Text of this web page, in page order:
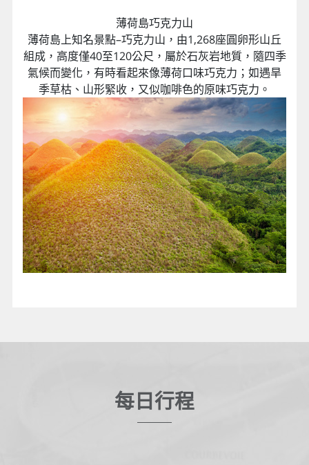
薄荷島巧克力山
薄荷島上知名景點–巧克力山，由1,268座圓卵形山丘
組成，高度僅40至120公尺，屬於石灰岩地質，隨四季
氣候而變化，有時看起來像薄荷口味巧克力；如遇旱
季草枯、山形緊收，又似咖啡色的原味巧克力。
每日行程